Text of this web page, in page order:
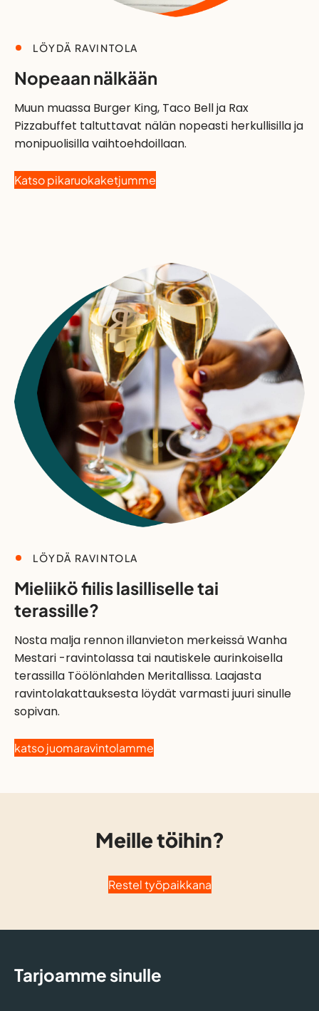
LÖYDÄ RAVINTOLA
Nopeaan nälkään
Muun muassa Burger King, Taco Bell ja Rax
Pizzabuffet taltuttavat nälän nopeasti herkullisilla ja
monipuolisilla vaihtoehdoillaan.
Katso pikaruokaketjumme
LÖYDÄ RAVINTOLA
Mieliikö fiilis lasilliselle tai
terassille?
Nosta malja rennon illanvieton merkeissä Wanha
Mestari -ravintolassa tai nautiskele aurinkoisella
terassilla Töölönlahden Meritallissa. Laajasta
ravintolakattauksesta löydät varmasti juuri sinulle
sopivan.
katso juomaravintolamme
Meille töihin?
Restel työpaikkana
Tarjoamme sinulle